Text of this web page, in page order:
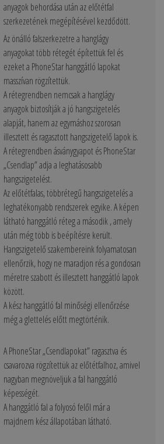
anyagok behordása után az előtétfal
szerkezetének megépítésével kezdődött.
Az önálló falszerkezetre a hanglágy
anyagokat több rétegét építettük fel és
ezeket a PhoneStar hanggátló lapokat
masszívan rögzítettük.
A rétegrendben nemcsak a hanglágy
anyagok biztosítják a jó hangszigetelés
alapját, hanem az egymáshoz szorosan
illesztett és ragasztott hangszigetelő lapok is.
A rétegrendben ásványgyapot és PhoneStar
„Csendlap” adja a leghatásosabb
hangszigetelést.
Az előtétfalas, többrétegű hangszigetelés a
leghatékonyabb rendszerek egyike. A képen
látható hanggátló réteg a második , amely
után még több is beépítésre került.
Hangszigetelő szakembereink folyamatosan
ellenőrzik, hogy ne maradjon rés a gondosan
méretre szabott és illesztett hanggátló lapok
között.
A kész hanggátló fal minőségi ellenőrzése
még a glettelés előtt megtörténik.
A PhoneStar „Csendlapokat” ragasztva és
csavarozva rögzítettük az előtétfalhoz, amivel
nagyban megnöveljük a fal hanggátló
képességét.
A hanggátló fal a folyosó felől már a
majdnem kész állapotában látható.